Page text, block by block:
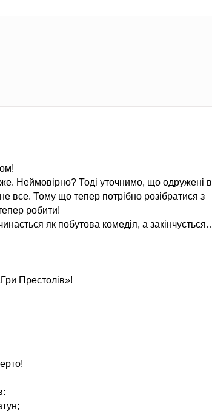
Неймовірно? Тоді уточнимо, що одружені
все. Тому що тепер потрібно розібратися з
робити!
як побутова комедія, а
Престолів»!